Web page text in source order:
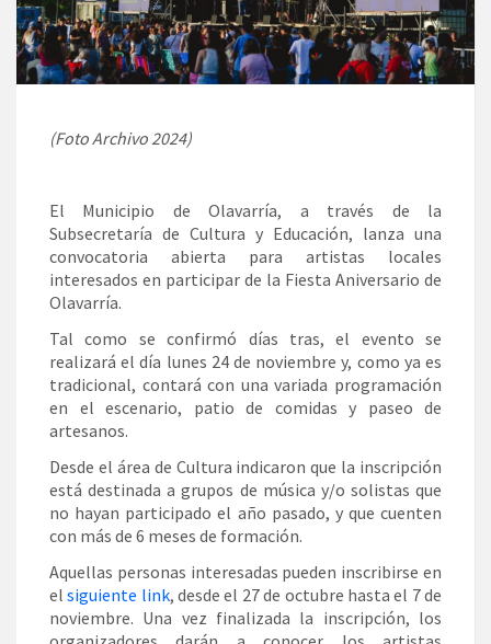
(Foto Archivo 2024)
El Municipio de Olavarría, a través de la
Subsecretaría de Cultura y Educación, lanza una
convocatoria abierta para artistas locales
interesados en participar de la Fiesta Aniversario de
Olavarría.
Tal como se confirmó días tras, el evento se
realizará el día lunes 24 de noviembre y, como ya es
tradicional, contará con una variada programación
en el escenario, patio de comidas y paseo de
artesanos.
Desde el área de Cultura indicaron que la inscripción
está destinada a grupos de música y/o solistas que
no hayan participado el año pasado, y que cuenten
con más de 6 meses de formación.
Aquellas personas interesadas pueden inscribirse en
elsiguiente link, desde el 27 de octubre hasta el 7 de
noviembre. Una vez finalizada la inscripción, los